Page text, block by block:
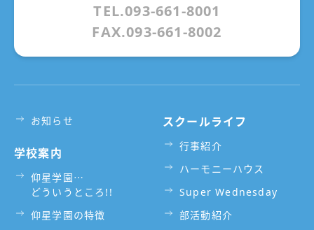
TEL.093-661-8001
FAX.093-661-8002
お知らせ
学校案内
仰星学園⋯
どういうところ!!
仰星学園の特徴
スクールライフ
行事紹介
ハーモニーハウス
Super Wednesday
部活動紹介